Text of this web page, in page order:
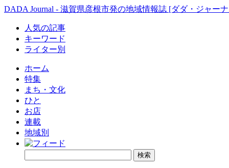
DADA Journal - 滋賀県彦根市発の地域情報誌 [ダダ・ジャー
人気の記事
キーワード
ライター別
ホーム
特集
まち・文化
ひと
お店
連載
地域別